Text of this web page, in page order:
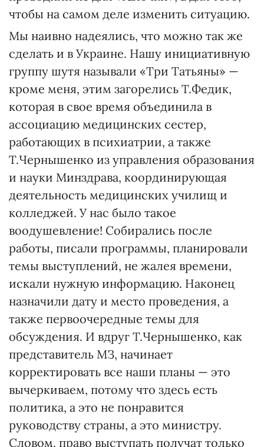
чтобы на самом деле изменить ситуацию.
Мы наивно надеялись, что можно так же
сделать и в Украине. Нашу инициативную
группу шутя называли «Три Татьяны» —
кроме меня, этим загорелись Т.Фе­дик,
которая в свое время объединила в
ассоциацию медицинских сестер,
работающих в психиатрии, а также
Т.Чернышенко из управления образования
и науки Минздрава, координирующая
деятельность медицинских училищ и
колледжей. У нас было такое
воодушевление! Собирались после
работы, писали программы, планировали
темы выступлений, не жалея времени,
искали нужную информацию. Наконец
назначили дату и место проведения, а
также первоочередные темы для
обсуждения. И вдруг Т.Чернышенко, как
представитель МЗ, начинает
корректировать все наши планы — это
вычеркиваем, потому что здесь есть
политика, а это не понравится
руководству страны, а это министру.
Словом, право выступать получат только